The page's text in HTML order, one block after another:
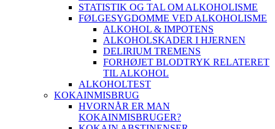
STATISTIK OG TAL OM ALKOHOLISME
FØLGESYGDOMME VED ALKOHOLISME
ALKOHOL & IMPOTENS
ALKOHOLSKADER I HJERNEN
DELIRIUM TREMENS
FORHØJET BLODTRYK RELATERET
TIL ALKOHOL
ALKOHOLTEST
KOKAINMISBRUG
HVORNÅR ER MAN
KOKAINMISBRUGER?